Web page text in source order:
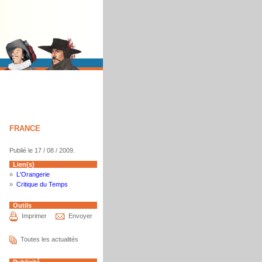
FRANCE
Publié le 17 / 08 / 2009.
Lien(s)
» L'Orangerie
» Critique du Temps
Outils
Imprimer
Envoyer
Toutes les actualités